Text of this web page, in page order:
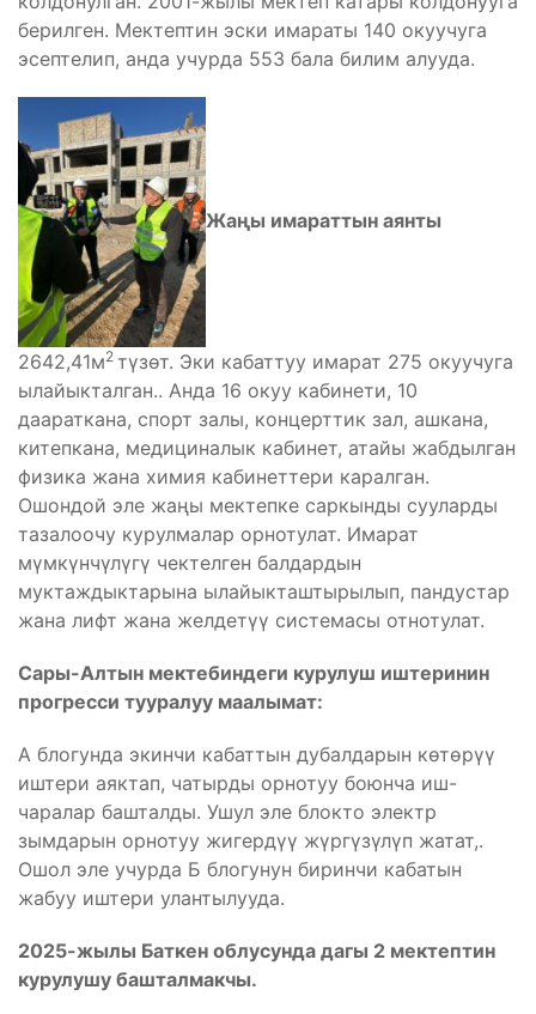
берилген. Мектептин эски имараты 140 окуучуга
эсептелип, анда учурда 553 бала билим алууда.
Жаңы имараттын аянты
2642,41м2 түзөт. Эки кабаттуу имарат 275 окуучуга
ылайыкталган.. Анда 16 окуу кабинети, 10
даараткана, спорт залы, концерттик зал, ашкана,
китепкана, медициналык кабинет, атайы жабдылган
физика жана химия кабинеттери каралган.
Ошондой эле жаңы мектепке саркынды сууларды
тазалоочу курулмалар орнотулат. Имарат
мүмкүнчүлүгү чектелген балдардын
муктаждыктарына ылайыкташтырылып, пандустар
жана лифт жана желдетүү системасы отнотулат.
Сары-Алтын мектебиндеги курулуш иштеринин
прогресси тууралуу маалымат:
А блогунда экинчи кабаттын дубалдарын көтөрүү
иштери аяктап, чатырды орнотуу боюнча иш-
чаралар башталды. Ушул эле блокто электр
зымдарын орнотуу жигердүү жүргүзүлүп жатат,.
Ошол эле учурда Б блогунун биринчи кабатын
жабуу иштери улантылууда.
2025-жылы Баткен облусунда дагы 2 мектептин
курулушу башталмакчы.